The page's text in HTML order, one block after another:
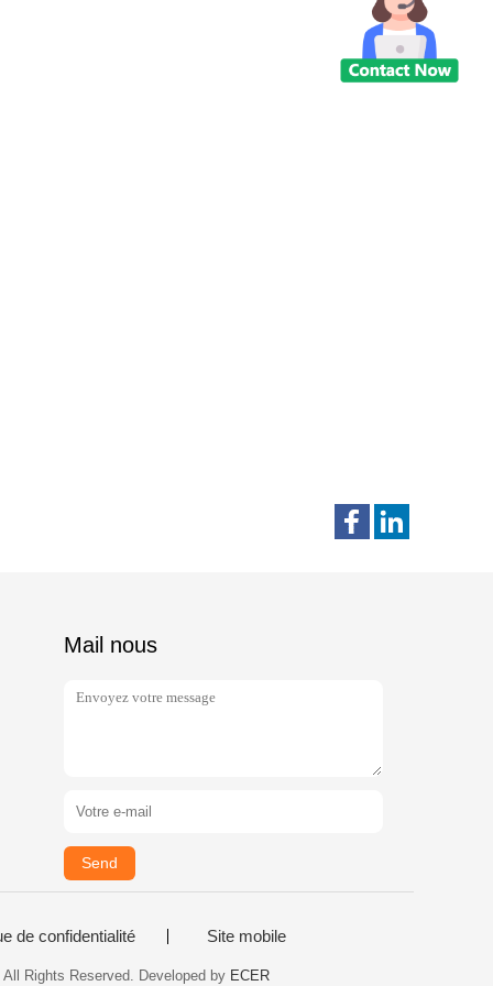
Mail nous
Send
de confidentialité Site mobile
Rights Reserved. Developed by ECER